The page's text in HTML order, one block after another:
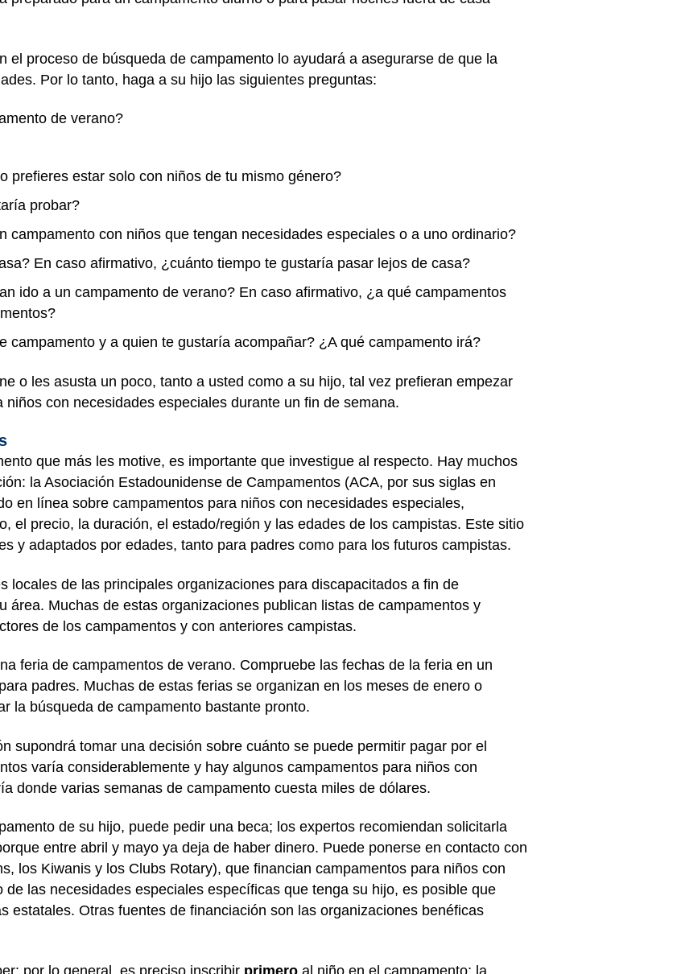
el proceso de búsqueda de campamento lo ayudará a asegurarse de que la
Por lo tanto, haga a su hijo las siguientes preguntas:
de verano?
prefieres estar solo con niños de tu mismo género?
probar?
campamento con niños que tengan necesidades especiales o a uno ordinario?
En caso afirmativo, ¿cuánto tiempo te gustaría pasar lejos de casa?
ido a un campamento de verano? En caso afirmativo, ¿a qué campamentos
campamento y a quien te gustaría acompañar? ¿A qué campamento irá?
o les asusta un poco, tanto a usted como a su hijo, tal vez prefieran empezar
con necesidades especiales durante un fin de semana.
que más les motive, es importante que investigue al respecto. Hay muchos
la Asociación Estadounidense de Campamentos (ACA, por sus siglas en
en línea sobre campamentos para niños con necesidades especiales,
el precio, la duración, el estado/región y las edades de los campistas. Este sitio
y adaptados por edades, tanto para padres como para los futuros campistas.
locales de las principales organizaciones para discapacitados a fin de
área. Muchas de estas organizaciones publican listas de campamentos y
de los campamentos y con anteriores campistas.
feria de campamentos de verano. Compruebe las fechas de la feria en un
padres. Muchas de estas ferias se organizan en los meses de enero o
la búsqueda de campamento bastante pronto.
supondrá tomar una decisión sobre cuánto se puede permitir pagar por el
varía considerablemente y hay algunos campamentos para niños con
donde varias semanas de campamento cuesta miles de dólares.
de su hijo, puede pedir una beca; los expertos recomiendan solicitarla
entre abril y mayo ya deja de haber dinero. Puede ponerse en contacto con
los Kiwanis y los Clubs Rotary), que financian campamentos para niños con
de las necesidades especiales específicas que tenga su hijo, es posible que
estatales. Otras fuentes de financiación son las organizaciones benéficas
por lo general, es preciso inscribir primero al niño en el campamento; la